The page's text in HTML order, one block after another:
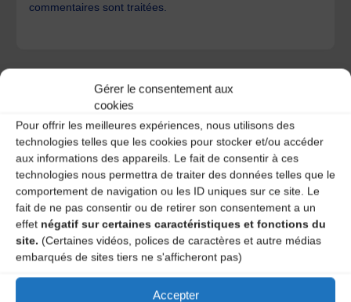
Gérer le consentement aux
cookies
Pour offrir les meilleures expériences, nous utilisons des
technologies telles que les cookies pour stocker et/ou accéder
aux informations des appareils. Le fait de consentir à ces
technologies nous permettra de traiter des données telles que le
comportement de navigation ou les ID uniques sur ce site. Le
fait de ne pas consentir ou de retirer son consentement a un
effet négatif sur certaines caractéristiques et fonctions du
site. (Certaines vidéos, polices de caractères et autre médias
embarqués de sites tiers ne s'afficheront pas)
Accepter
commentaires sont traitées.
A DECOUVRIR :